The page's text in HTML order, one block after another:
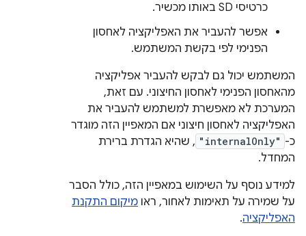
כרטיסי SD באותו מכשיר.
אפשר להעביר את האפליקציה לאחסון
הפנימי לפי בקשת המשתמש.
המשתמש יכול גם לבקש להעביר אפליקציה
מהאחסון הפנימי לאחסון החיצוני. עם זאת,
המערכת לא מאפשרת למשתמש להעביר את
האפליקציה לאחסון חיצוני אם המאפיין הזה מוגדר
כ- "internalOnly" , שהיא הגדרת ברירת
המחדל.
למידע נוסף על השימוש במאפיין הזה, כולל הסבר
על שמירה על תאימות לאחור, ראו מיקום התקנת
האפליקציה.